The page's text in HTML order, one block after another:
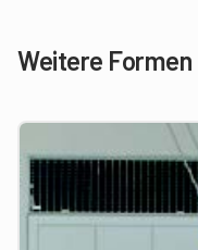
Weitere Formen